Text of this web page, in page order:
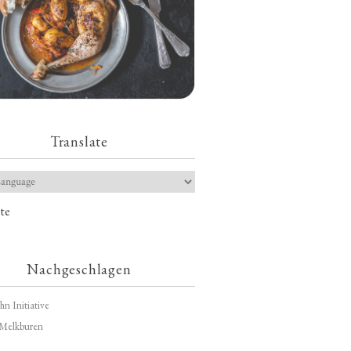
Translate
Nachgeschlagen
Initiative